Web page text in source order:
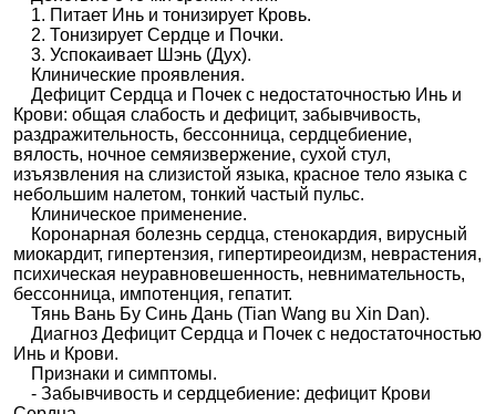
1. Питает Инь и тонизирует Кровь.
2. Тонизирует Сердце и Почки.
3. Успокаивает Шэнь (Дух).
Клинические проявления.
Дефицит Сердца и Почек с недостаточностью Инь и
Крови: общая слабость и дефицит, забывчивость,
раздражительность, бессонница, сердцебиение,
вялость, ночное семяизвержение, сухой стул,
изъязвления на слизистой языка, красное тело языка с
небольшим налетом, тонкий частый пульс.
Клиническое применение.
Коронарная болезнь сердца, стенокардия, вирусный
миокардит, гипертензия, гипертиреоидизм, неврастения,
психическая неуравновешенность, невнимательность,
бессонница, импотенция, гепатит.
Тянь Вань Бу Синь Дань (Tian Wang вu Xin Dan).
Диагноз Дефицит Сердца и Почек с недостаточностью
Инь и Крови.
Признаки и симптомы.
- Забывчивость и сердцебиение: дефицит Крови